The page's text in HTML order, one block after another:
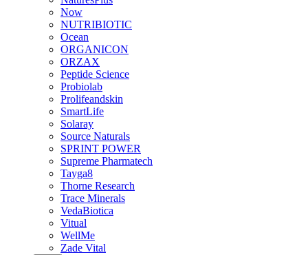
Now
NUTRIBIOTIC
Ocean
ORGANICON
ORZAX
Peptide Science
Probiolab
Prolifeandskin
SmartLife
Solaray
Source Naturals
SPRINT POWER
Supreme Pharmatech
Tayga8
Thorne Research
Trace Minerals
VedaBiotica
Vitual
WellMe
Zade Vital